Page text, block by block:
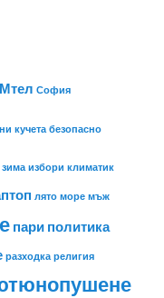
Мтел София
кучета безопасно
зима избори климатик
лято море мъж
париполитика
разходка религия